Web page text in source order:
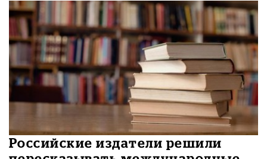
Российские издатели решили